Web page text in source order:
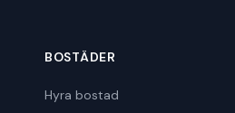
BOSTÄDER
Hyra bostad